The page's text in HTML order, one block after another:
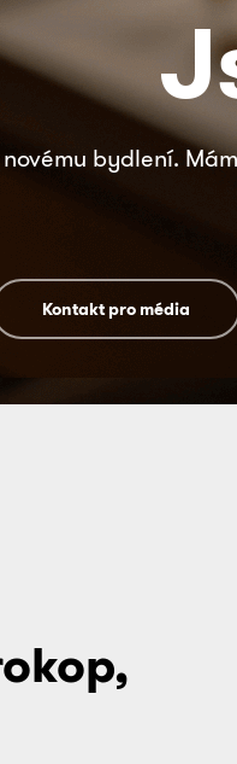
bydlení.
Kontakt pro média